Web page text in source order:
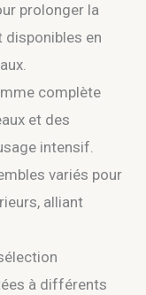
prolonger la
disponibles en
complète
et des
intensif.
variés pour
alliant
à différents